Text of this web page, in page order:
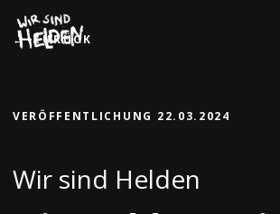
Zum
Inhalt
springenZURÜCK
VERÖFFENTLICHUNG 22.03.2024
Wir sind Helden